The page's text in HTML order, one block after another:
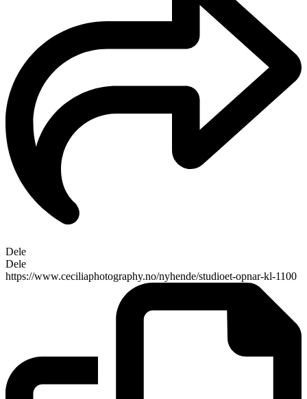
Dele
Dele
https://www.ceciliaphotography.no/nyhende/studioet-opnar-kl-1100